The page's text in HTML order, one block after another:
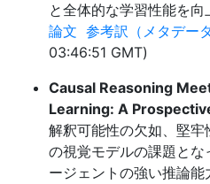
と全体的な学習性能を向
論文 参考訳（メタデータ
03:46:51 GMT)
Causal Reasoning
Learning: A
解釈可能性の欠如、堅
の視覚モデルの課題と
ージェントの強い推論